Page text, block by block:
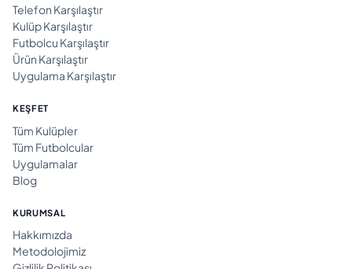
Telefon Karşılaştır
Kulüp Karşılaştır
Futbolcu Karşılaştır
Ürün Karşılaştır
Uygulama Karşılaştır
KEŞFET
Tüm Kulüpler
Tüm Futbolcular
Uygulamalar
Blog
KURUMSAL
Hakkımızda
Metodolojimiz